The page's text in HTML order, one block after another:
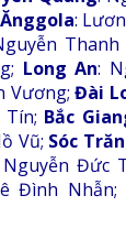
Ănggola:
Thanh
Long An:
Vương;Đài
Bắc
Vũ; Sóc
Nguyễn Đức
Đình Nhẫn;